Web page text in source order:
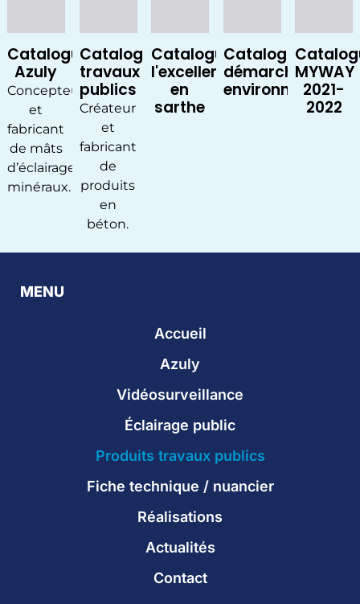
Catalogue
Azuly
Concepteur
et
fabricant
de mâts
d’éclairage
minéraux.
Catalogue
travaux
publics
Créateur
et
fabricant
de
produits
en
béton.
Catalogue
l'excellence
en
sarthe
Catalogue
démarcheMYWAY
2021-
2022
MENU
Accueil
Azuly
Vidéosurveillance
Éclairage public
Produits travaux publics
Fiche technique / nuancier
Réalisations
Actualités
Contact